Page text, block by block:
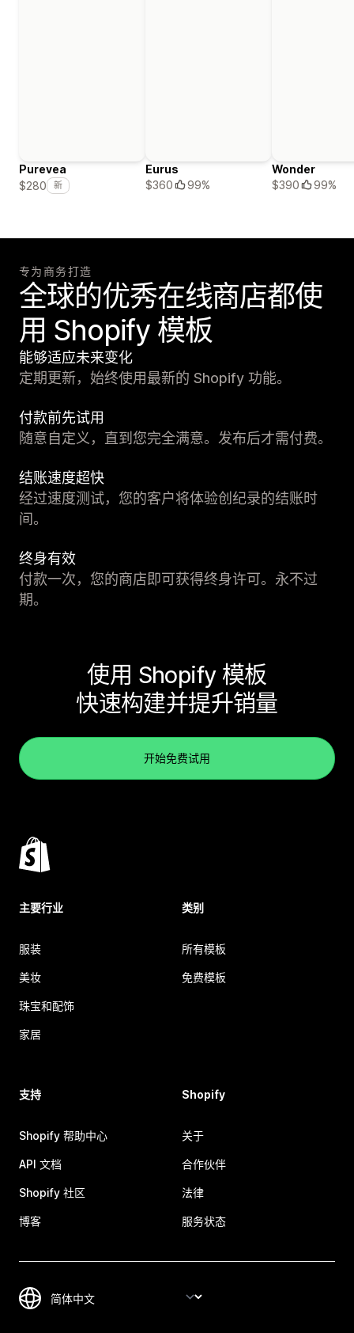
Purevea
$280
新
Eurus
$360
99%
Wonder
$390
99%
专为商务打造
全球的优秀在线商店都使
用 Shopify 模板
能够适应未来变化
定期更新，始终使用最新的 Shopify 功能。
付款前先试用
随意自定义，直到您完全满意。发布后才需付费。
结账速度超快
经过速度测试，您的客户将体验创纪录的结账时
间。
终身有效
付款一次，您的商店即可获得终身许可。永不过
期。
使用 Shopify 模板
快速构建并提升销量
开始免费试用
主要行业
服装
美妆
珠宝和配饰
家居
类别
所有模板
免费模板
支持
Shopify 帮助中心
API 文档
Shopify 社区
博客
Shopify
关于
合作伙伴
法律
服务状态